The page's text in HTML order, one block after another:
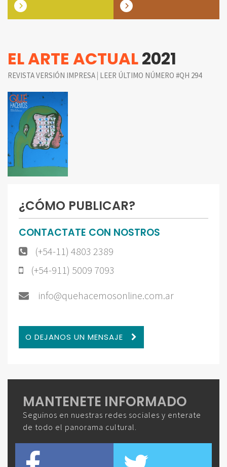
EL ARTE ACTUAL2021
REVISTA VERSIÓN IMPRESA | LEER ÚLTIMO NÚMERO #QH 294
¿CÓMO PUBLICAR?
CONTACTATE CON NOSTROS
(+54-11) 4803 2389
(+54-911) 5009 7093
info@quehacemosonline.com.ar
O DEJANOS UN MENSAJE
MANTENETE INFORMADO
Seguinos en nuestras redes sociales y enterate
de todo el panorama cultural.